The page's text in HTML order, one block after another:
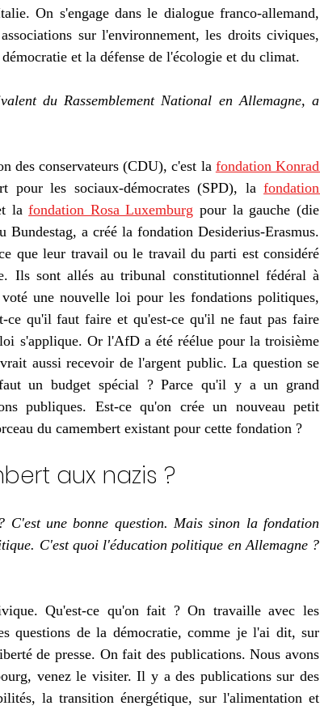
On s'engage dans le dialogue franco-allemand,
sur l'environnement, les droits civiques,
et la défense de l'écologie et du climat.
du Rassemblement National en Allemagne, a
des conservateurs (CDU), c'est la fondation Konrad
les sociaux-démocrates (SPD), la fondation
la fondation Rosa Luxemburg pour la gauche (die
Bundestag, a créé la fondation Desiderius-Erasmus.
que leur travail ou le travail du parti est considéré
Ils sont allés au tribunal constitutionnel fédéral à
une nouvelle loi pour les fondations politiques,
ce qu'il faut faire et qu'est-ce qu'il ne faut pas faire
s'applique. Or l'AfD a été réélue pour la troisième
aussi recevoir de l'argent public. La question se
un budget spécial ? Parce qu'il y a un grand
publiques. Est-ce qu'on crée un nouveau petit
du camembert existant pour cette fondation ?
aux nazis ?
C'est une bonne question. Mais sinon la fondation
C'est quoi l'éducation politique en Allemagne ?
Qu'est-ce qu'on fait ? On travaille avec les
questions de la démocratie, comme je l'ai dit, sur
de presse. On fait des publications. Nous avons
venez le visiter. Il y a des publications sur des
la transition énergétique, sur l'alimentation et